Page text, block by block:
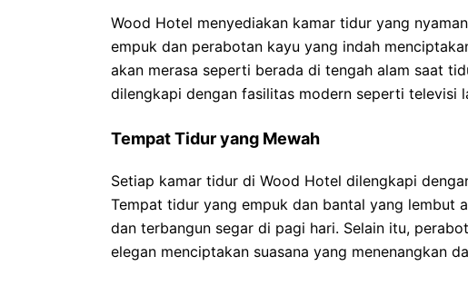
Wood Hotel menyediakan kamar tidur yang
empuk dan perabotan kayu yang indah
akan merasa seperti berada di tengah alam saat
dilengkapi dengan fasilitas modern seperti televisi
Tempat Tidur yang Mewah
Setiap kamar tidur di Wood Hotel dilengkapi
Tempat tidur yang empuk dan bantal yang lembut
dan terbangun segar di pagi hari. Selain itu,
elegan menciptakan suasana yang menenangkan